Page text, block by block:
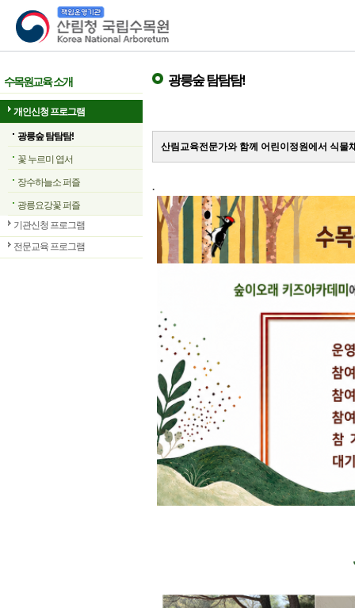
산림청 국립수목원
수목원교육 소개
개인신청 프로그램
광릉숲 탐탐탐!
꽃 누르미 엽서
장수하늘소 퍼즐
광릉요강꽃 퍼즐
기관신청 프로그램
전문교육 프로그램
광릉숲 탐탐탐!
산림교육전문가와 함께 어린이정원에서 식물
.